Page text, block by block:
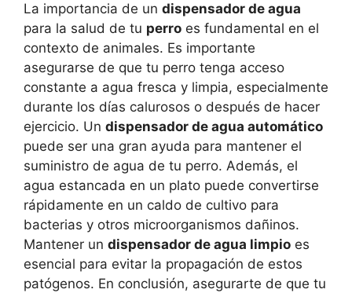
La importancia de un dispensador de agua
para la salud de tu perro es fundamental en el
contexto de animales. Es importante
asegurarse de que tu perro tenga acceso
constante a agua fresca y limpia, especialmente
durante los días calurosos o después de hacer
ejercicio. Un dispensador de agua automático
puede ser una gran ayuda para mantener el
suministro de agua de tu perro. Además, el
agua estancada en un plato puede convertirse
rápidamente en un caldo de cultivo para
bacterias y otros microorganismos dañinos.
Mantener un dispensador de agua limpio es
esencial para evitar la propagación de estos
patógenos. En conclusión, asegurarte de que tu